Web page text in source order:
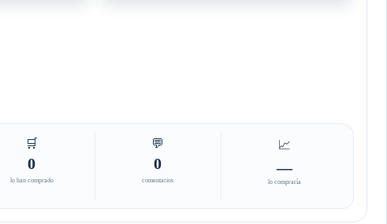
🛒
0
lo han comprado
💬
0
comentarios
📈
—
lo compraría